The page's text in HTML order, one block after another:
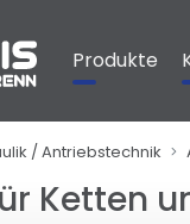
Produkte
/ Antriebstechnik
Ketten